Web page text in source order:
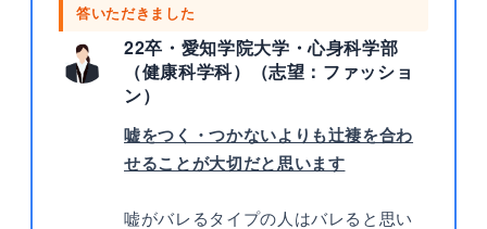
答いただきました
22卒・愛知学院大学・心身科学部
（健康科学科）（志望：ファッショ
ン）
嘘をつく・つかないよりも辻褄を合わ
せることが大切だと思います
嘘がバレるタイプの人はバレると思い